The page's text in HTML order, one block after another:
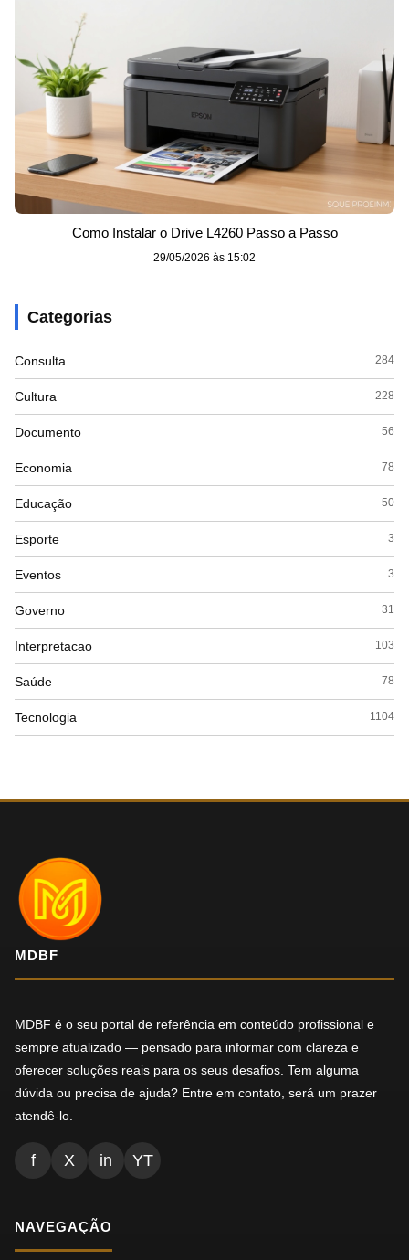
Como Instalar o Drive L4260 Passo a Passo
29/05/2026 às 15:02
Categorias
Consulta 284
Cultura 228
Documento 56
Economia 78
Educação 50
Esporte 3
Eventos 3
Governo 31
Interpretacao 103
Saúde 78
Tecnologia 1104
MDBF
MDBF é o seu portal de referência em conteúdo profissional e
sempre atualizado — pensado para informar com clareza e
oferecer soluções reais para os seus desafios. Tem alguma
dúvida ou precisa de ajuda? Entre em contato, será um prazer
atendê-lo.
f X in YT
NAVEGAÇÃO